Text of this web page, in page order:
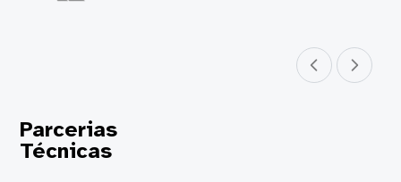
Parceiro anterior
Próximo
Parcerias
Técnicas